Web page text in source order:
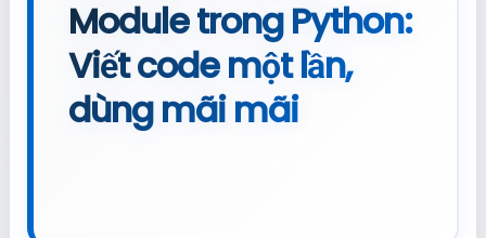
Module trong Python:
Viết code một lần,
dùng mãi mãi